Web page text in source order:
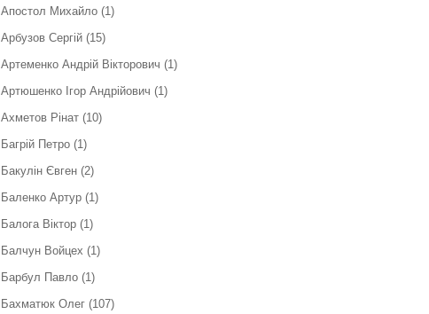
Апостол Михайло (1)
Арбузов Сергій (15)
Артеменко Андрій Вікторович (1)
Артюшенко Ігор Андрійович (1)
Ахметов Рінат (10)
Багрій Петро (1)
Бакулін Євген (2)
Баленко Артур (1)
Балога Віктор (1)
Балчун Войцех (1)
Барбул Павло (1)
Бахматюк Олег (107)